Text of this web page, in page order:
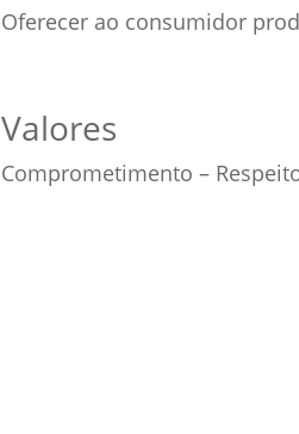
Oferecer ao consumidor
Valores
Comprometimento –